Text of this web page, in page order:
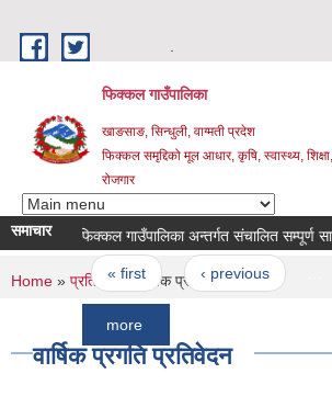
फिक्कल गाउँपालिका
खाङसाङ, सिन्धुली, वाग्मती प्रदेश
फिक्कल समृद्दिको मूल आधार, कृषि, स्वास्थ्य,
रोजगार
समाचारफिक्कल गाउँपालिका अन्तर्गत संचालित सम्पूर्ण
Pages
« first ‹ previous …
You are here
Home » प्रतिवेदन » वार्षिक प्रगति प्रतिवेदन
वार्षिक प्रगति प्रतिवेदन